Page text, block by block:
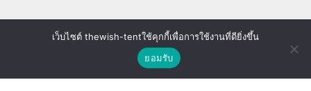
หน้าแรก
SUPPORT LINK
ดูรายการที่ขอใบเสนอราคา
เว็บไซต์ thewish-tentใช้คุกกี้เพื่อการใช้งานที่ดียิ่งขึ้น
ยอมรับ
ติดต่อเรา